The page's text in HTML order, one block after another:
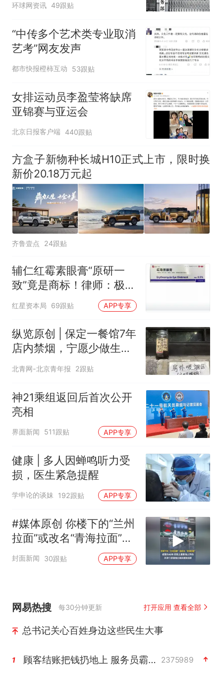
环球网资讯 49跟贴
“中传多个艺术类专业取消
艺考”网友发声
都市快报橙柿互动 53跟贴
女排运动员李盈莹将缺席
亚锦赛与亚运会
北京日报客户端 440跟贴
方盒子新物种长城H10正式上市，限时换
新价20.18万元起
齐鲁壹点 24跟贴
辅仁红霉素眼膏“原研一
致”竟是商标！律师：极易
误导消费者，不妥
红星资本局 69跟贴 APP专享
纵览原创 | 保定一餐馆7年
店内禁烟，宁愿少做生意
也决不妥协，店内清清爽
全民抵制室内吸烟
北青网-北京青年报 2跟贴
神21乘组返回后首次公开
亮相
界面新闻 511跟贴 APP专享
健康 | 多人因蝉鸣听力受
损，医生紧急提醒
学申论的谈妹 192跟贴 APP专享
#媒体原创 你楼下的“兰州
拉面”或改名“青海拉面”，
经营约40年，实际上是青
海人开的，天津72家面馆
封面新闻 30跟贴 APP专享
网易热搜 每30分钟更新 打开应用 查看全部
总书记关心百姓身边这些民生大事
1 顾客结账把钱扔地上 服务员霸气扔回 2375989